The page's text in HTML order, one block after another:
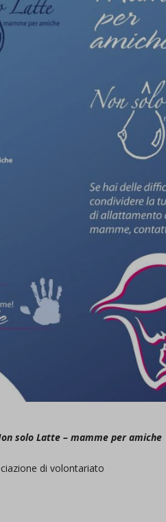
solo Latte – mamme per amiche
di volontariato